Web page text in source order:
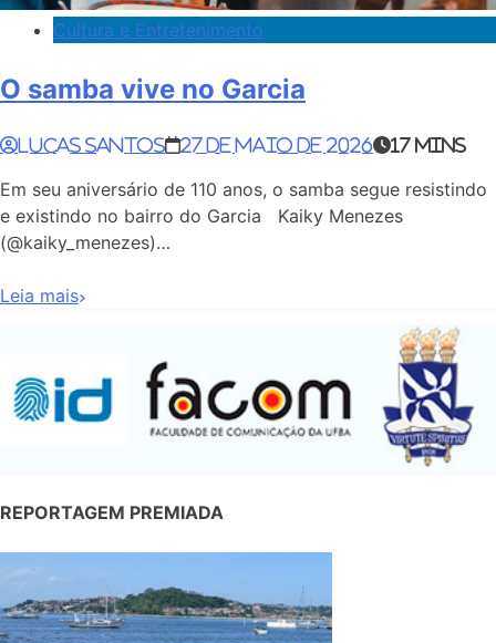
Cultura e Entretenimento
O samba vive no Garcia
Lucas Santos 27 de maio de 2026 17 mins
Em seu aniversário de 110 anos, o samba segue resistindo
e existindo no bairro do Garcia Kaiky Menezes
(@kaiky_menezes)…
Leia mais
REPORTAGEM PREMIADA